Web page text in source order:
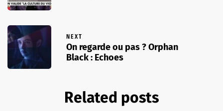
NEXT
On regarde ou pas ? Orphan
Black : Echoes
Related posts